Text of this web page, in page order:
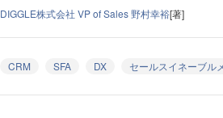
DIGGLE株式会社 VP of Sales 野村幸裕[著]
CRM SFA DX セールスイネーブル